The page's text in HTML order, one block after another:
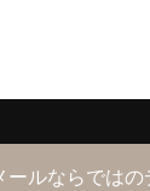
ルならでは